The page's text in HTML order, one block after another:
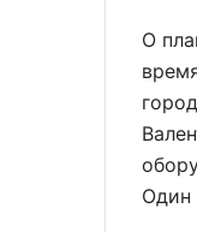
О
Один